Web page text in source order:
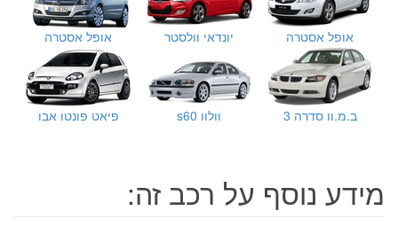
אופל אסטרה יונדאי וולסטר אופל אסטרה
ב.מ.וו סדרה 3 וולוו s60 פיאט פונטו אבו
מידע נוסף על רכב זה: